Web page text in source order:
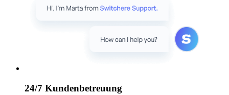
24/7 Kundenbetreuung